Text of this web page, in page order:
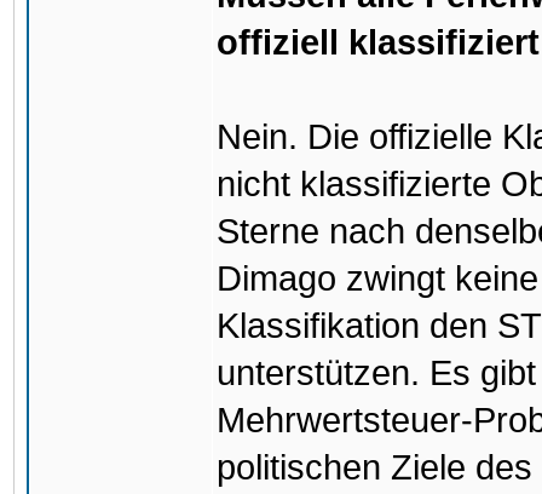
offiziell
Nein. Die offizielle
nicht klassifizierte
Sterne nach
Dimago zwingt
Klassifikation den
unterstützen. Es
Mehrwertsteuer-
politischen Ziele